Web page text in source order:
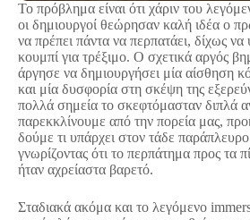
Το πρόβλημα είναι ότι χάριν του
οι δημιουργοί θεώρησαν καλή ιδέα ο
να πρέπει πάντα να περπατάει, δίχως να
κουμπί για τρέξιμο. Ο σχετικά αργός
άργησε να δημιουργήσει μία αίσθηση
και μία δυσφορία στη σκέψη της
πολλά σημεία το σκεφτόμασταν διπλά
παρεκκλίνουμε από την πορεία μας,
δούμε τι υπάρχει στον τάδε
γνωρίζοντας ότι το περπάτημα προς τα
ήταν αχρείαστα βαρετό.
Σταδιακά ακόμα και το λεγόμενο